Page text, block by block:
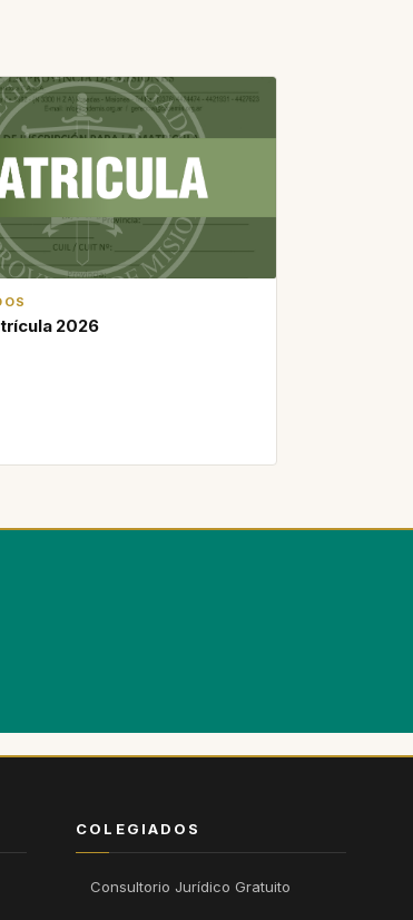
2026
COLEGIADOS
Consultorio Jurídico Gratuito